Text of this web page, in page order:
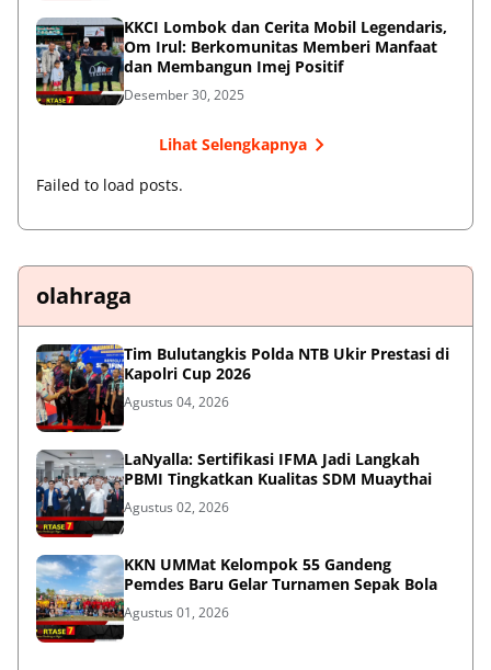
KKCI Lombok dan Cerita Mobil Legendaris,
Om Irul: Berkomunitas Memberi Manfaat
dan Membangun Imej Positif
Desember 30, 2025
Lihat Selengkapnya
Failed to load posts.
olahraga
Tim Bulutangkis Polda NTB Ukir Prestasi di
Kapolri Cup 2026
Agustus 04, 2026
LaNyalla: Sertifikasi IFMA Jadi Langkah
PBMI Tingkatkan Kualitas SDM Muaythai
Agustus 02, 2026
KKN UMMat Kelompok 55 Gandeng
Pemdes Baru Gelar Turnamen Sepak Bola
Agustus 01, 2026